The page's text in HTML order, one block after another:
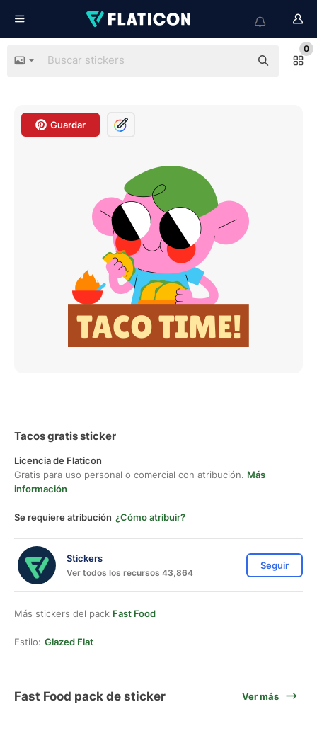
0
Guardar
Tacos gratis sticker
Licencia de Flaticon
Gratis para uso personal o comercial con atribución. Más
información
Se requiere atribución ¿Cómo atribuir?
Stickers
Ver todos los recursos 43,864
Seguir
Más stickers del pack Fast Food
Estilo: Glazed Flat
Fast Food pack de sticker Ver más